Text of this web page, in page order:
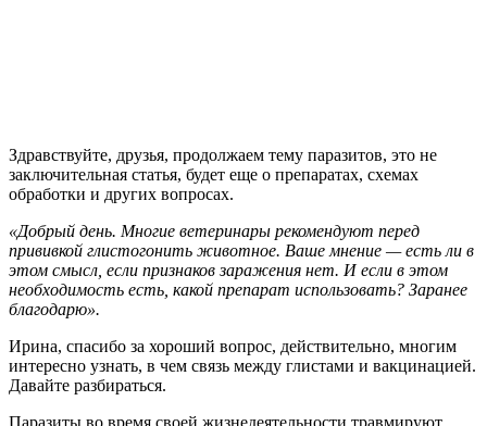
Здравствуйте, друзья, продолжаем тему паразитов, это не
заключительная статья, будет еще о препаратах, схемах
обработки и других вопросах.
«Добрый день. Многие ветеринары рекомендуют перед
прививкой глистогонить животное. Ваше мнение — есть ли в
этом смысл, если признаков заражения нет. И если в этом
необходимость есть, какой препарат использовать? Заранее
благодарю».
Ирина, спасибо за хороший вопрос, действительно, многим
интересно узнать, в чем связь между глистами и вакцинацией.
Давайте разбираться.
Паразиты во время своей жизнедеятельности травмируют